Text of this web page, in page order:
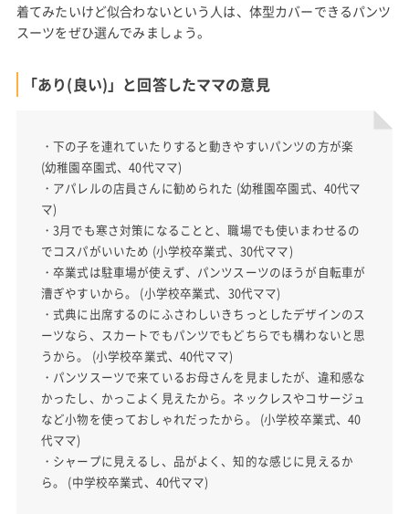
着てみたいけど似合わないという人は、体型カバーできるパンツ
スーツをぜひ選んでみましょう。
「あり(良い)」と回答したママの意見
・下の子を連れていたりすると動きやすいパンツの方が楽
(幼稚園卒園式、40代ママ)
・アパレルの店員さんに勧められた (幼稚園卒園式、40代マ
マ)
・3月でも寒さ対策になることと、職場でも使いまわせるの
でコスパがいいため (小学校卒業式、30代ママ)
・卒業式は駐車場が使えず、パンツスーツのほうが自転車が
漕ぎやすいから。 (小学校卒業式、30代ママ)
・式典に出席するのにふさわしいきちっとしたデザインのス
ーツなら、スカートでもパンツでもどちらでも構わないと思
うから。 (小学校卒業式、40代ママ)
・パンツスーツで来ているお母さんを見ましたが、違和感な
かったし、かっこよく見えたから。ネックレスやコサージュ
など小物を使っておしゃれだったから。 (小学校卒業式、40
代ママ)
・シャープに見えるし、品がよく、知的な感じに見えるか
ら。 (中学校卒業式、40代ママ)